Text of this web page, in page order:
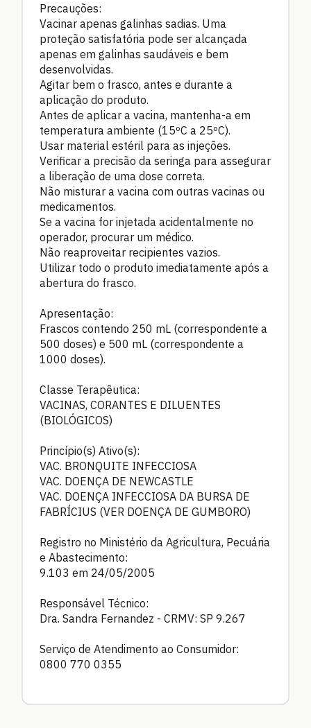
Precauções:
Vacinar apenas galinhas sadias. Uma
proteção satisfatória pode ser alcançada
apenas em galinhas saudáveis e bem
desenvolvidas.
Agitar bem o frasco, antes e durante a
aplicação do produto.
Antes de aplicar a vacina, mantenha-a em
temperatura ambiente (15ºC a 25ºC).
Usar material estéril para as injeções.
Verificar a precisão da seringa para assegurar
a liberação de uma dose correta.
Não misturar a vacina com outras vacinas ou
medicamentos.
Se a vacina for injetada acidentalmente no
operador, procurar um médico.
Não reaproveitar recipientes vazios.
Utilizar todo o produto imediatamente após a
abertura do frasco.
Apresentação:
Frascos contendo 250 mL (correspondente a
500 doses) e 500 mL (correspondente a
1000 doses).
Classe Terapêutica:
VACINAS, CORANTES E DILUENTES
(BIOLÓGICOS)
Princípio(s) Ativo(s):
VAC. BRONQUITE INFECCIOSA
VAC. DOENÇA DE NEWCASTLE
VAC. DOENÇA INFECCIOSA DA BURSA DE
FABRÍCIUS (VER DOENÇA DE GUMBORO)
Registro no Ministério da Agricultura, Pecuária
e Abastecimento:
9.103 em 24/05/2005
Responsável Técnico:
Dra. Sandra Fernandez - CRMV: SP 9.267
Serviço de Atendimento ao Consumidor:
0800 770 0355